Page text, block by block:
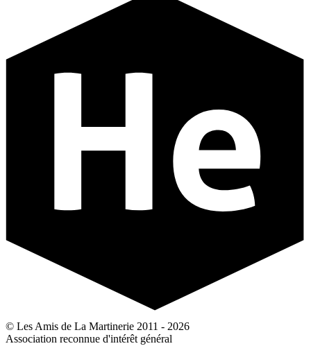
© Les Amis de La Martinerie 2011 - 2026
Association reconnue d'intérêt général